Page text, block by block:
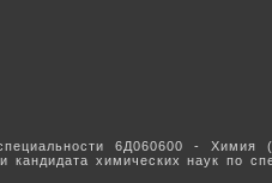
6Д060600 - Химия
химических наук по